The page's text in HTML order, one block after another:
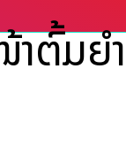
ຕົ້ມຍຳ